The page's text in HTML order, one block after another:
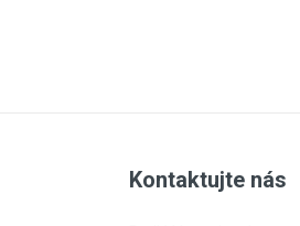
Kontaktujte nás